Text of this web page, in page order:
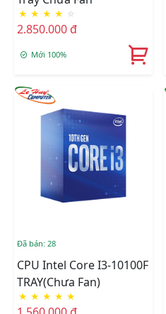
★ ★ ★ ★ ☆
2.850.000 đ
Mới 100%
Đã bán: 28
CPU Intel Core I3-10100F
TRAY(chưa Fan)
★ ★ ★ ★ ★